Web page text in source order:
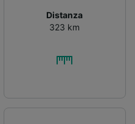
Distanza
323 km